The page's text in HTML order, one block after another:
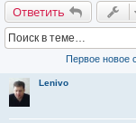
Ответить
Первое новое
Lenivo